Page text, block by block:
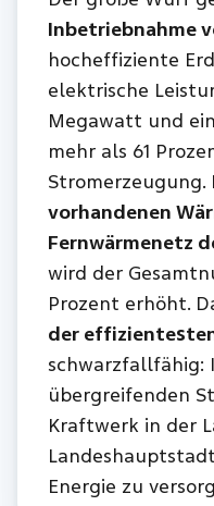
Inbetriebnahme
hocheffiziente
elektrische
Megawatt und
mehr als 61
Stromerzeugung.
vorhandenen
Fernwärmenetz
wird der
Prozent erhöht.
der
schwarzfallfähig:
übergreifenden
Kraftwerk in der
Energie zu